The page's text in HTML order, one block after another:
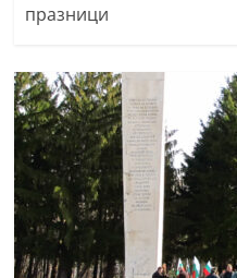
празници